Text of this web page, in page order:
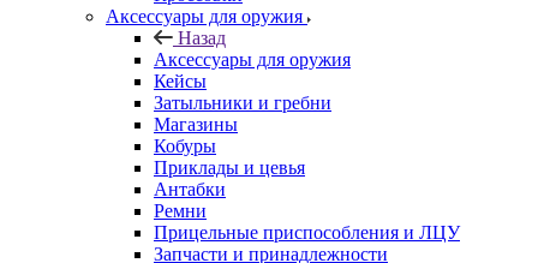
Аксессуары для оружия
Назад
Аксессуары для оружия
Кейсы
Затыльники и гребни
Магазины
Кобуры
Приклады и цевья
Антабки
Ремни
Прицельные приспособления и ЛЦУ
Запчасти и принадлежности